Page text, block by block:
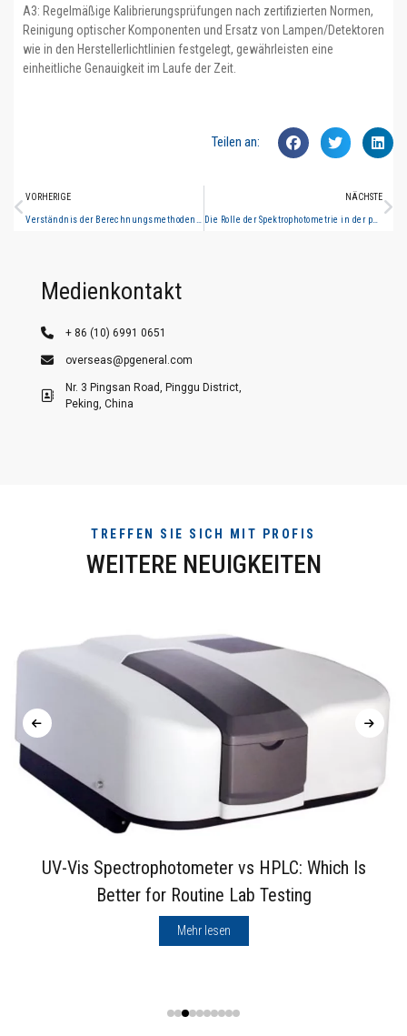
A3: Regelmäßige Kalibrierungsprüfungen nach zertifizierten Normen,
Reinigung optischer Komponenten und Ersatz von Lampen/Detektoren
wie in den Herstellerlichtlinien festgelegt, gewährleisten eine
einheitliche Genauigkeit im Laufe der Zeit.
Teilen an:
VORHERIGE NÄCHSTE
Medienkontakt
+ 86 (10) 6991 0651
overseas@pgeneral.com
Nr. 3 Pingsan Road, Pinggu District,
Peking, China
TREFFEN SIE SICH MIT PROFIS
WEITERE NEUIGKEITEN
UV-Vis Spectrophotometer vs HPLC: Which Is
Better for Routine Lab Testing
Mehr lesen